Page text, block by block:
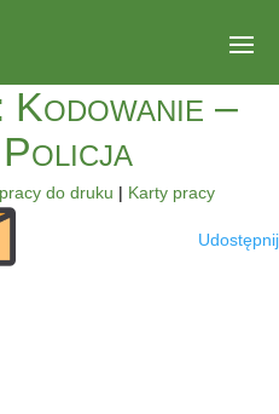
–
do druku | Karty pracy
Udostępnij